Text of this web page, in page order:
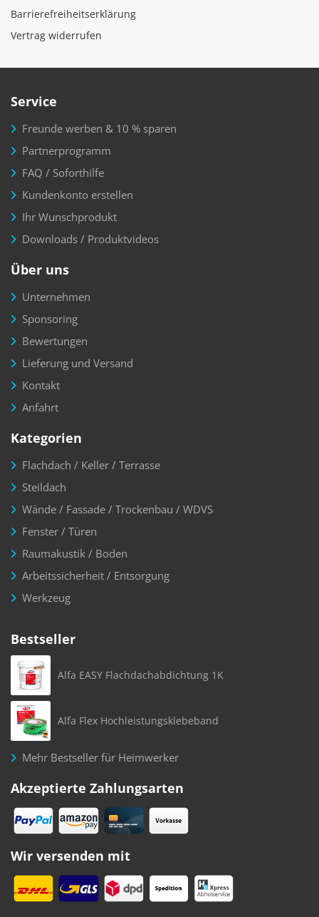
Barrierefreiheitserklärung
Vertrag widerrufen
Service
Freunde werben & 10 % sparen
Partnerprogramm
FAQ / Soforthilfe
Kundenkonto erstellen
Ihr Wunschprodukt
Downloads / Produktvideos
Über uns
Unternehmen
Sponsoring
Bewertungen
Lieferung und Versand
Kontakt
Anfahrt
Kategorien
Flachdach / Keller / Terrasse
Steildach
Wände / Fassade / Trockenbau / WDVS
Fenster / Türen
Raumakustik / Boden
Arbeitssicherheit / Entsorgung
Werkzeug
Bestseller
Alfa EASY Flachdachabdichtung 1K
Alfa Flex Hochleistungsklebeband
Mehr Bestseller für Heimwerker
Akzeptierte Zahlungsarten
Wir versenden mit